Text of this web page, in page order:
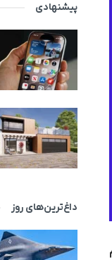
پیشنهادی
داغ‌ترین‌های روز